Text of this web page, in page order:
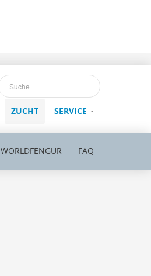
ZUCHT SERVICE
WORLDFENGUR FAQ